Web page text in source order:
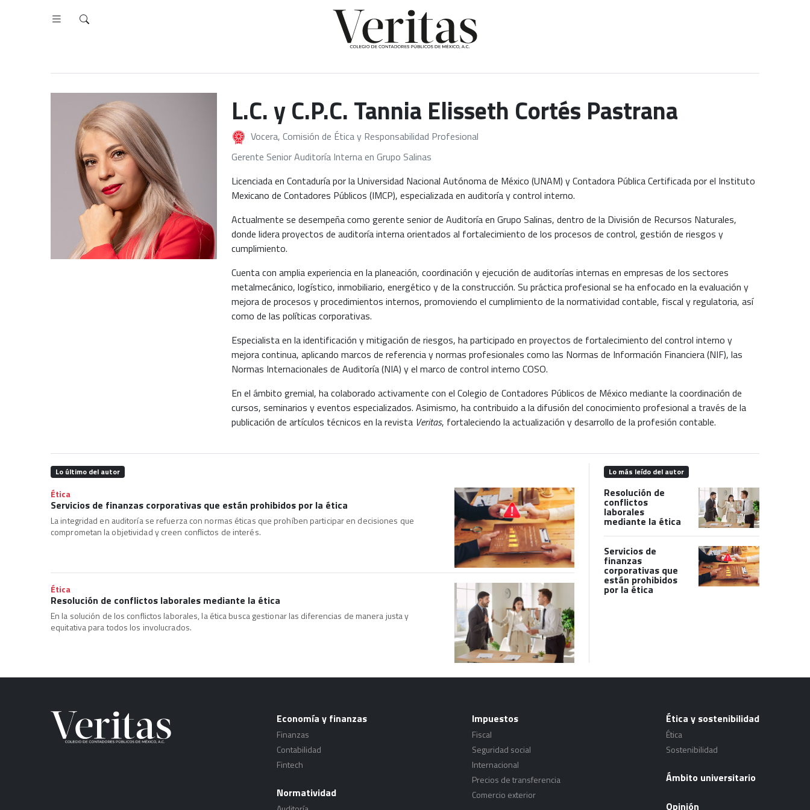
L.C. y C.P.C. Tannia Elisseth Cortés Pastrana
Vocera, Comisión de Ética y Responsabilidad Profesional
Gerente Senior Auditoría Interna en Grupo Salinas
Licenciada en Contaduría por la Universidad Nacional Autónoma de México (UNAM) y Contadora Pública Certificada por el Instituto
Mexicano de Contadores Públicos (IMCP), especializada en auditoría y control interno.
Actualmente se desempeña como gerente senior de Auditoría en Grupo Salinas, dentro de la División de Recursos Naturales,
donde lidera proyectos de auditoría interna orientados al fortalecimiento de los procesos de control, gestión de riesgos y
cumplimiento.
Cuenta con amplia experiencia en la planeación, coordinación y ejecución de auditorías internas en empresas de los sectores
metalmecánico, logístico, inmobiliario, energético y de la construcción. Su práctica profesional se ha enfocado en la evaluación y
mejora de procesos y procedimientos internos, promoviendo el cumplimiento de la normatividad contable, fiscal y regulatoria, así
como de las políticas corporativas.
Especialista en la identificación y mitigación de riesgos, ha participado en proyectos de fortalecimiento del control interno y
mejora continua, aplicando marcos de referencia y normas profesionales como las Normas de Información Financiera (NIF), las
Normas Internacionales de Auditoría (NIA) y el marco de control interno COSO.
En el ámbito gremial, ha colaborado activamente con el Colegio de Contadores Públicos de México mediante la coordinación de
cursos, seminarios y eventos especializados. Asimismo, ha contribuido a la difusión del conocimiento profesional a través de la
publicación de artículos técnicos en la revista Veritas, fortaleciendo la actualización y desarrollo de la profesión contable.
Lo último del autor
Ética
Servicios de finanzas corporativas que están prohibidos por la ética
La integridad en auditoría se refuerza con normas éticas que prohíben participar en decisiones que
comprometan la objetividad y creen conflictos de interés.
Ética
Resolución de conflictos laborales mediante la ética
En la solución de los conflictos laborales, la ética busca gestionar las diferencias de manera justa y
equitativa para todos los involucrados.
Lo más leído del autor
Resolución de
conflictos
laborales
mediante la ética
Servicios de
finanzas
corporativas que
están prohibidos
por la ética
Economía y finanzas
Finanzas
Contabilidad
Fintech
Normatividad
Impuestos
Fiscal
Seguridad social
Internacional
Precios de transferencia
Comercio exterior
Ética y sostenibilidad
Ética
Sostenibilidad
Ámbito universitario
Opinión